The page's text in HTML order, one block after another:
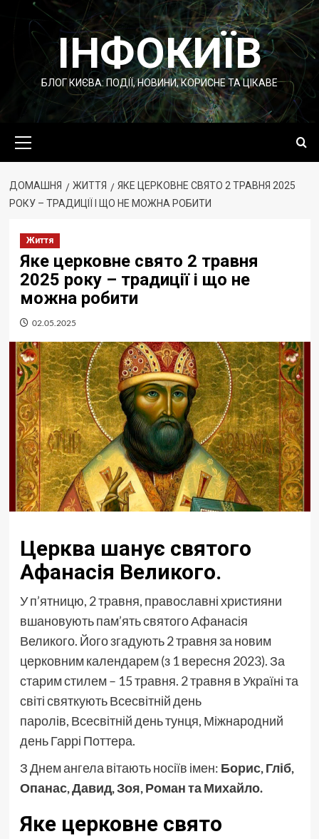
Перейти
ІНФОКИЇВ
БЛОГ КИЄВА: ПОДІЇ, НОВИНИ, КОРИСНЕ ТА ЦІКАВЕ
меню
ДОМАШНЯ ЖИТТЯ
ЯКЕ ЦЕРКОВНЕ СВЯТО 2 ТРАВНЯ 2025
РОКУ – ТРАДИЦІЇ І ЩО НЕ МОЖНА РОБИТИ
Життя
Яке церковне свято 2 травня
2025 року – традиції і що не
можна робити
02.05.2025
Церква шанує святого
Афанасія Великого.
У п’ятницю, 2 травня, православні християни
вшановують пам’ять святого Афанасія
Великого. Його згадують 2 травня за новим
церковним календарем (з 1 вересня 2023). За
старим стилем – 15 травня. 2 травня в Україні та
світі святкують Всесвітній день
паролів, Всесвітній день тунця, Міжнародний
день Гаррі Поттера.
З Днем ангела вітають носіїв імен: Борис, Гліб,
Опанас, Давид, Зоя, Роман та Михайло.
Яке церковне свято